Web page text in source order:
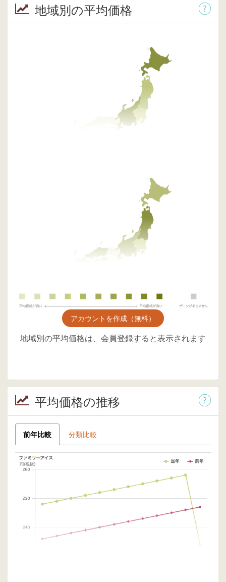
地域別の平均価格
アカウントを作成（無料）
地域別の平均価格は、会員登録すると表示されます
平均価格の推移
前年比較 分類比較